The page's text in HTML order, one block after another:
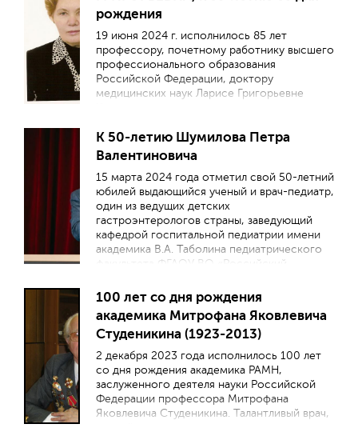
рождения
19 июня 2024 г. исполнилось 85 лет
профессору, почетному работнику высшего
профессионального образования
Российской Федерации, доктору
медицинских наук Ларисе Григорьевне
К 50-летию Шумилова Петра
Валентиновича
15 марта 2024 года отметил свой 50-летний
юбилей выдающийся ученый и врач-педиатр,
один из ведущих детских
гастроэнтерологов страны, заведующий
кафедрой госпитальной педиатрии имени
академика В.А. Таболина педиатрического
факультета ФГАОУ ВО «Российский
медицинский университет имени Н.И.
Пирогова» Минздрава России, доктор
медицинских наук, профессор Шумилов
Петр Валентинович.
100 лет со дня рождения
академика Митрофана Яковлевича
Студеникина (1923-2013)
2 декабря 2023 года исполнилось 100 лет
со дня рождения академика РАМН,
заслуженного деятеля науки Российской
Федерации профессора Митрофана
Яковлевича Студеникина. Талантливый врач,